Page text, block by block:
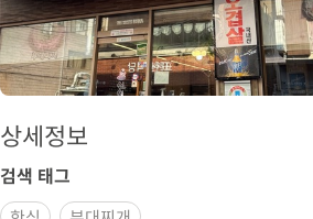
상세정보
검색 태그